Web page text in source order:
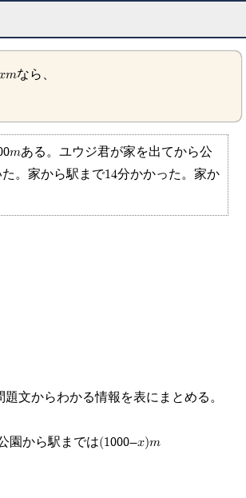
なら、
ある。ユウジ君が家を出てから公
。家から駅まで14分かかった。家か
文からわかる情報を表にまとめる。
園から駅までは(1000-x)m